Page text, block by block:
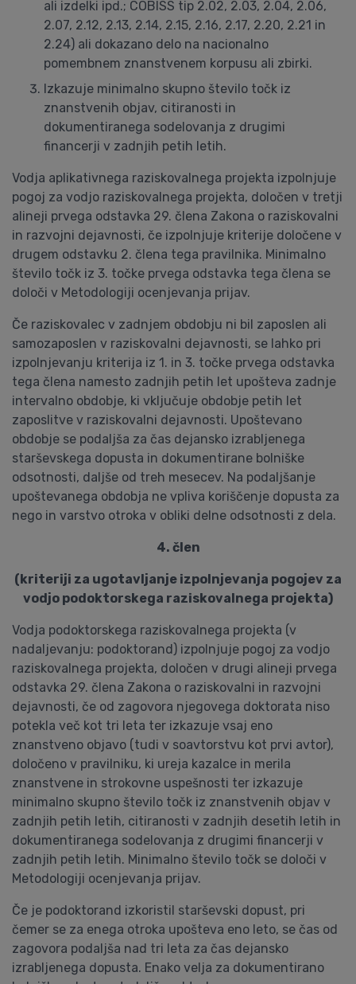
ali izdelki ipd.; COBISS tip 2.02, 2.03, 2.04, 2.06,
2.07, 2.12, 2.13, 2.14, 2.15, 2.16, 2.17, 2.20, 2.21 in
2.24) ali dokazano delo na nacionalno
pomembnem znanstvenem korpusu ali zbirki.
Izkazuje minimalno skupno število točk iz
znanstvenih objav, citiranosti in
dokumentiranega sodelovanja z drugimi
financerji v zadnjih petih letih.
Vodja aplikativnega raziskovalnega projekta izpolnjuje
pogoj za vodjo raziskovalnega projekta, določen v tretji
alineji prvega odstavka 29. člena Zakona o raziskovalni
in razvojni dejavnosti, če izpolnjuje kriterije določene v
drugem odstavku 2. člena tega pravilnika. Minimalno
število točk iz 3. točke prvega odstavka tega člena se
določi v Metodologiji ocenjevanja prijav.
Če raziskovalec v zadnjem obdobju ni bil zaposlen ali
samozaposlen v raziskovalni dejavnosti, se lahko pri
izpolnjevanju kriterija iz 1. in 3. točke prvega odstavka
tega člena namesto zadnjih petih let upošteva zadnje
intervalno obdobje, ki vključuje obdobje petih let
zaposlitve v raziskovalni dejavnosti. Upoštevano
obdobje se podaljša za čas dejansko izrabljenega
starševskega dopusta in dokumentirane bolniške
odsotnosti, daljše od treh mesecev. Na podaljšanje
upoštevanega obdobja ne vpliva koriščenje dopusta za
nego in varstvo otroka v obliki delne odsotnosti z dela.
4. člen
(kriteriji za ugotavljanje izpolnjevanja pogojev za
vodjo podoktorskega raziskovalnega projekta)
Vodja podoktorskega raziskovalnega projekta (v
nadaljevanju: podoktorand) izpolnjuje pogoj za vodjo
raziskovalnega projekta, določen v drugi alineji prvega
odstavka 29. člena Zakona o raziskovalni in razvojni
dejavnosti, če od zagovora njegovega doktorata niso
potekla več kot tri leta ter izkazuje vsaj eno
znanstveno objavo (tudi v soavtorstvu kot prvi avtor),
določeno v pravilniku, ki ureja kazalce in merila
znanstvene in strokovne uspešnosti ter izkazuje
minimalno skupno število točk iz znanstvenih objav v
zadnjih petih letih, citiranosti v zadnjih desetih letih in
dokumentiranega sodelovanja z drugimi financerji v
zadnjih petih letih. Minimalno število točk se določi v
Metodologiji ocenjevanja prijav.
Če je podoktorand izkoristil starševski dopust, pri
čemer se za enega otroka upošteva eno leto, se čas od
zagovora podaljša nad tri leta za čas dejansko
izrabljenega dopusta. Enako velja za dokumentirano